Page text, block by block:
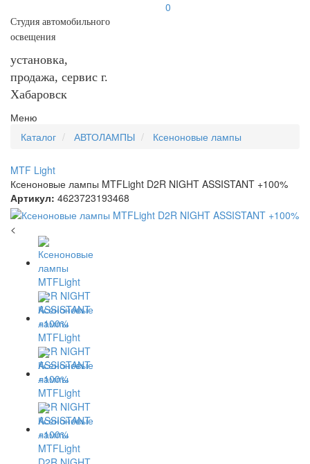
Студия автомобильного
освещения
установка,
продажа, сервис г.
Хабаровск
0
Меню
Каталог
АВТОЛАМПЫ Ксеноновые лампы
MTF Light
Ксеноновые лампы MTFLight D2R NIGHT ASSISTANT +100%
Артикул: 4623723193468
<